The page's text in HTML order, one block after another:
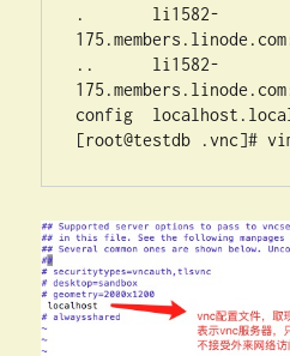
.       li1582-
..      li1582-
config
[root@testdb .vnc]#